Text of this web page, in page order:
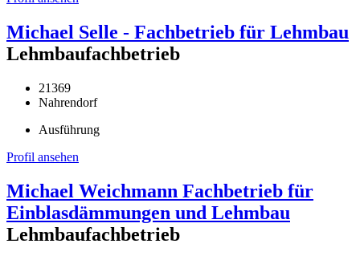
Michael Selle - Fachbetrieb für Lehmbau
Lehmbaufachbetrieb
21369
Nahrendorf
Ausführung
Profil ansehen
Michael Weichmann Fachbetrieb für
Einblasdämmungen und Lehmbau
Lehmbaufachbetrieb